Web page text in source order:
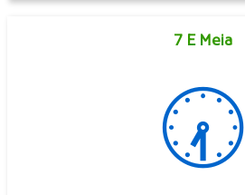
7 E Meia
🕢